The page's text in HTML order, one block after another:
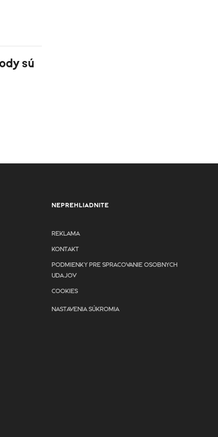
sú
NEPREHLIADNITE
REKLAMA
KONTAKT
PODMIENKY PRE SPRACOVANIE OSOBNYCH
UDAJOV
COOKIES
NASTAVENIA SÚKROMIA